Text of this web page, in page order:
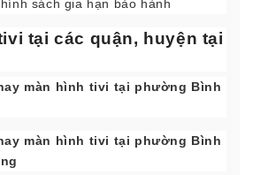
sách gia hạn bảo hành
tại các quận, huyện tại
màn hình tivi tại phường Bình
màn hình tivi tại phường Bình